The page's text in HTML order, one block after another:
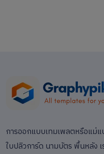
การออกแบบเทมเพลตหรือแม่
ใบปลิวการ์ด นามบัตร พื้นหลัง